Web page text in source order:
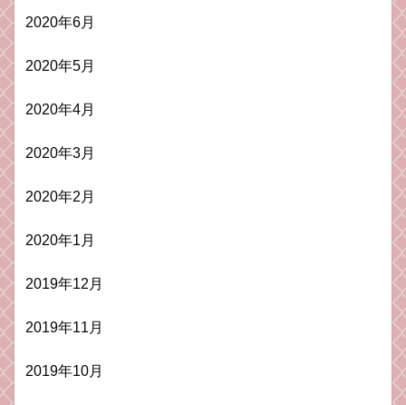
2020年6月
2020年5月
2020年4月
2020年3月
2020年2月
2020年1月
2019年12月
2019年11月
2019年10月